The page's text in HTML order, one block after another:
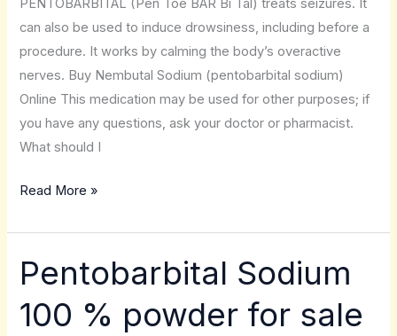
PENTOBARBITAL (Pen Toe BAR Bi Tal) treats seizures. It
can also be used to induce drowsiness, including before a
procedure. It works by calming the body’s overactive
nerves. Buy Nembutal Sodium (pentobarbital sodium)
Online This medication may be used for other purposes; if
you have any questions, ask your doctor or pharmacist.
What should I
Read More »
Pentobarbital Sodium
100 % powder for sale
Pentobarbital
Sodium
100